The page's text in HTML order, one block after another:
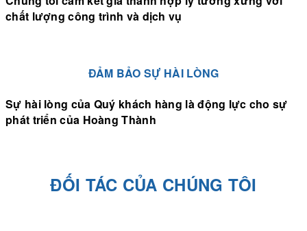
chất lượng công trình và dịch vụ
ĐẢM BẢO SỰ HÀI LÒNG
Sự hài lòng của Quý khách hàng là động lực cho sự
phát triển của Hoàng Thành
ĐỐI TÁC CỦA CHÚNG TÔI